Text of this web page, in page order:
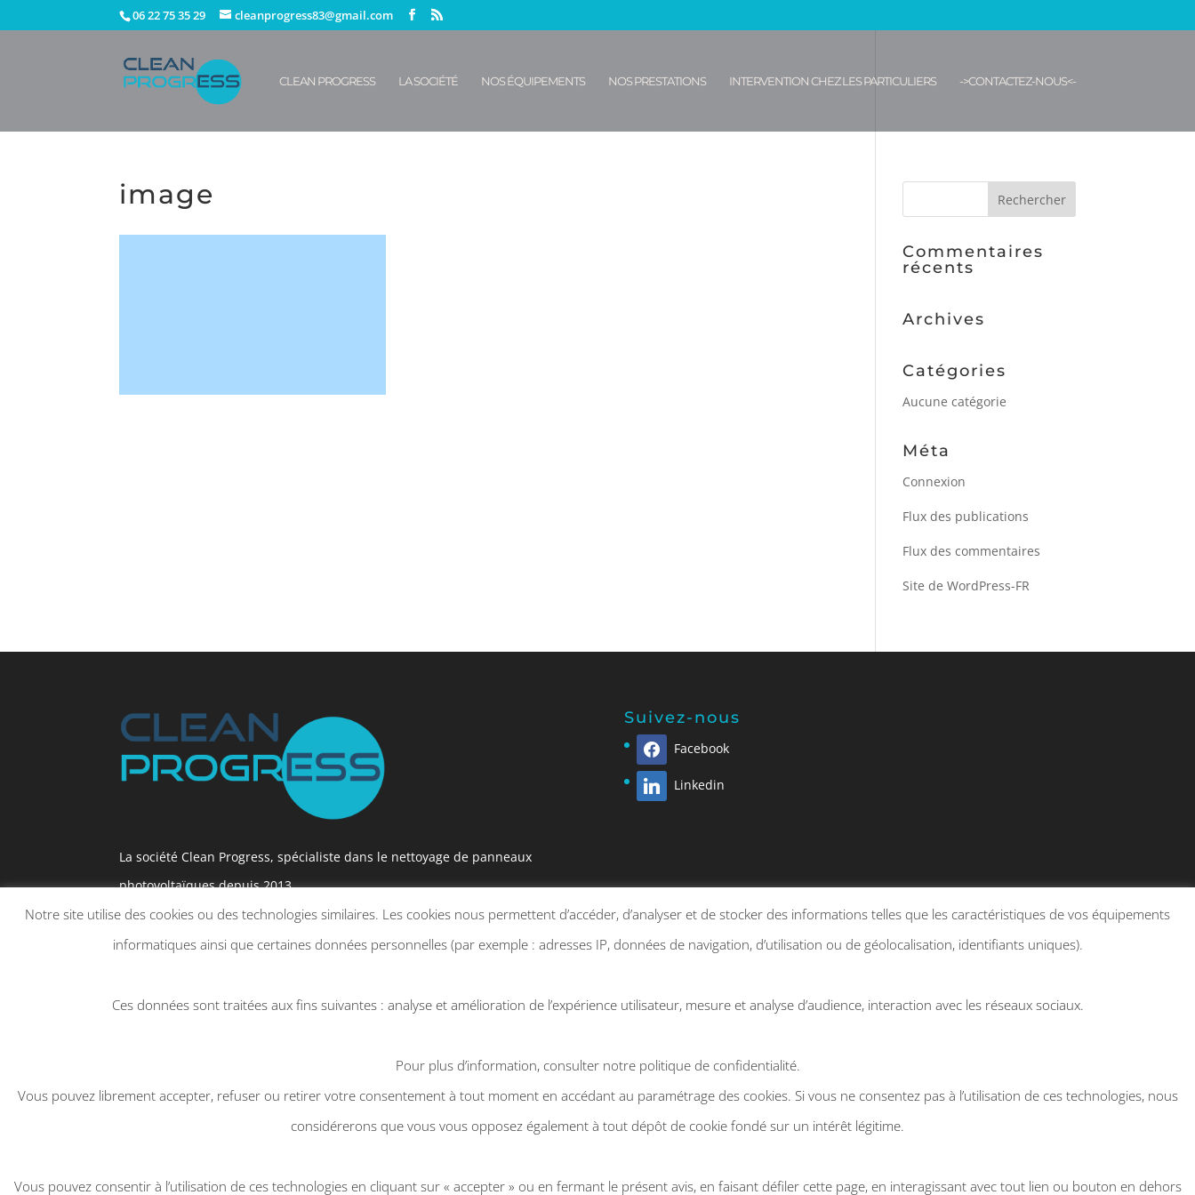
06 22 75 35 29 cleanprogress83@gmail.com
CLEAN PROGRESS LA SOCIÉTÉ NOS ÉQUIPEMENTS NOS PRESTATIONS INTERVENTION CHEZ LES PARTICULIERS ->CONTACTEZ-NOUS<-
image
Commentaires
récents
Archives
Catégories
Aucune catégorie
Méta
Connexion
Flux des publications
Flux des commentaires
Site de WordPress-FR
La société Clean Progress, spécialiste dans le nettoyage de panneaux
photovoltaïques depuis 2013.
Optimisez le rendement de vos panneaux solaires en optant pour un
nettoyage professionnel adapté. Nos équipements vous garantissent un
Contactez-Nous
Copyright© 2025-2026Clean Progress| Designed byASB Design |
Suivez-nous
Facebook
Linkedin
Notre site utilise des cookies ou des technologies similaires. Les cookies nous permettent d’accéder, d’analyser et de stocker des informations telles que les caractéristiques de vos équipements
informatiques ainsi que certaines données personnelles (par exemple : adresses IP, données de navigation, d’utilisation ou de géolocalisation, identifiants uniques).
Ces données sont traitées aux fins suivantes : analyse et amélioration de l’expérience utilisateur, mesure et analyse d’audience, interaction avec les réseaux sociaux.
Pour plus d’information, consulter notre politique de confidentialité.
Vous pouvez librement accepter, refuser ou retirer votre consentement à tout moment en accédant au paramétrage des cookies. Si vous ne consentez pas à l’utilisation de ces technologies, nous
considérerons que vous vous opposez également à tout dépôt de cookie fondé sur un intérêt légitime.
Vous pouvez consentir à l’utilisation de ces technologies en cliquant sur « accepter » ou en fermant le présent avis, en faisant défiler cette page, en interagissant avec tout lien ou bouton en dehors